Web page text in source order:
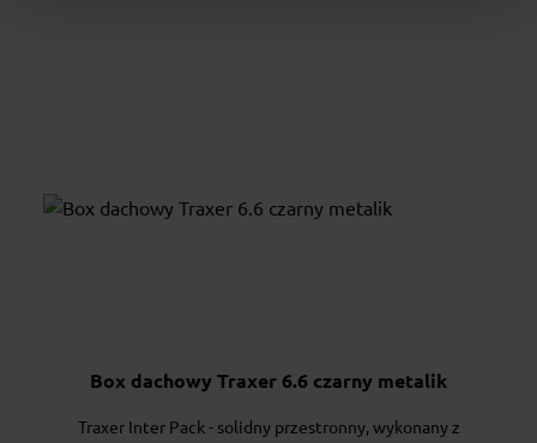
Box dachowy Traxer 6.6 czarny metalik
Traxer Inter Pack - solidny przestronny, wykonany z